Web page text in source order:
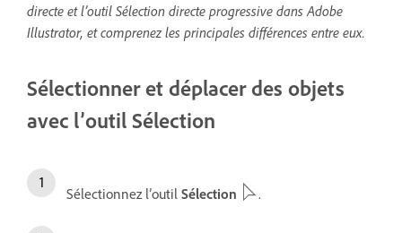
directe et l’outil Sélection directe progressive dans Adobe
Illustrator, et comprenez les principales différences entre eux.
Sélectionner et déplacer des objets
avec l’outil Sélection
Sélectionnez l’outil Sélection .